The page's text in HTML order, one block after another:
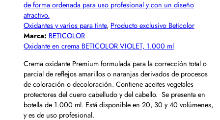
Oxidantes y varios para tinte, Producto exclusivo Beticolor
Marca: BETICOLOR
Oxidante en crema BETICOLOR VIOLET, 1.000 ml
Crema oxidante Premium formulada para la corrección total o
parcial de reflejos amarillos o naranjas derivados de procesos
de coloración o decoloración. Contiene aceites vegetales
protectores del cuero cabelludo y del cabello. Se presenta en
botella de 1.000 ml. Está disponible en 20, 30 y 40 volúmenes,
y es de uso profesional.